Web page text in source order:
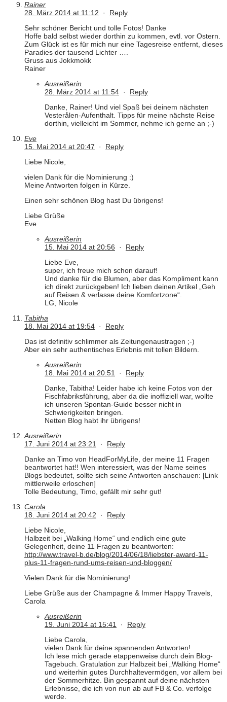
Rainer
28. März 2014 at 11:12 · Reply
Sehr schöner Bericht und tolle Fotos! Danke
Hoffe bald selbst wieder dorthin zu kommen, evtl. vor Ostern.
Zum Glück ist es für mich nur eine Tagesreise entfernt, dieses
Paradies der tausend Lichter ….
Gruss aus Jokkmokk
Rainer
Ausreißerin
28. März 2014 at 11:54 · Reply
Danke, Rainer! Und viel Spaß bei deinem nächsten
Vesterålen-Aufenthalt. Tipps für meine nächste Reise
dorthin, vielleicht im Sommer, nehme ich gerne an ;-)
Eve
15. Mai 2014 at 20:47 · Reply
Liebe Nicole,
vielen Dank für die Nominierung :)
Meine Antworten folgen in Kürze.
Einen sehr schönen Blog hast Du übrigens!
Liebe Grüße
Eve
Ausreißerin
15. Mai 2014 at 20:56 · Reply
Liebe Eve,
super, ich freue mich schon darauf!
Und danke für die Blumen, aber das Kompliment kann
ich direkt zurückgeben! Ich lieben deinen Artikel „Geh
auf Reisen & verlasse deine Komfortzone“.
LG, Nicole
Tabitha
18. Mai 2014 at 19:54 · Reply
Das ist definitiv schlimmer als Zeitungenaustragen ;-)
Aber ein sehr authentisches Erlebnis mit tollen Bildern.
Ausreißerin
18. Mai 2014 at 20:51 · Reply
Danke, Tabitha! Leider habe ich keine Fotos von der
Fischfabriksführung, aber da die inoffiziell war, wollte
ich unseren Spontan-Guide besser nicht in
Schwierigkeiten bringen.
Netten Blog habt ihr übrigens!
Ausreißerin
17. Juni 2014 at 23:21 · Reply
Danke an Timo von HeadForMyLife, der meine 11 Fragen
beantwortet hat!! Wen interessiert, was der Name seines
Blogs bedeutet, sollte sich seine Antworten anschauen: [Link
mittlerweile erloschen]
Tolle Bedeutung, Timo, gefällt mir sehr gut!
Carola
18. Juni 2014 at 20:42 · Reply
Liebe Nicole,
Halbzeit bei „Walking Home“ und endlich eine gute
Gelegenheit, deine 11 Fragen zu beantworten:
http://www.travel-b.de/blog/2014/06/18/liebster-award-11-
plus-11-fragen-rund-ums-reisen-und-bloggen/
Vielen Dank für die Nominierung!
Liebe Grüße aus der Champagne & Immer Happy Travels,
Carola
Ausreißerin
19. Juni 2014 at 15:41 · Reply
Liebe Carola,
vielen Dank für deine spannenden Antworten!
Ich lese mich gerade etappenweise durch dein Blog-
Tagebuch. Gratulation zur Halbzeit bei „Walking Home“
und weiterhin gutes Durchhaltevermögen, vor allem bei
der Sommerhitze. Bin gespannt auf deine nächsten
Erlebnisse, die ich von nun ab auf FB & Co. verfolge
werde.